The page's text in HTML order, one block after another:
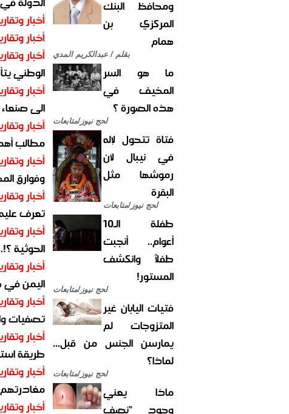
ومحافظ البنك
المركزي بن
همام
بقلم / عبدالكريم المدي
ما هو السر
المخيف في
هذه الصورة ؟
لحج نيوز/متابعات
فتاة تتحول لإله
في نيبال لأن
رموشها مثل
البقرة
لحج نيوز/متابعات
طفلة الـ10
أعوام.. أنجبت
طفلاً وانكشف
المستور!
لحج نيوز/متابعات
فتيات اليابان غير
المتزوجات لم
يمارسن الجنس من قبل...
لماذا؟
لحج نيوز/متابعات
ماذا يعني
وجود "نصف
أخبار
أخبار
أخبار
الوطني
أخبار
الى صنعاء
أخبار
مطالب
أخبار
وفوارق
أخبار
تعرف
أخبار
الحوثية
أخبار
اليمن في
أخبار
تصفيات
أخبار
طريقة
أخبار
أخبار